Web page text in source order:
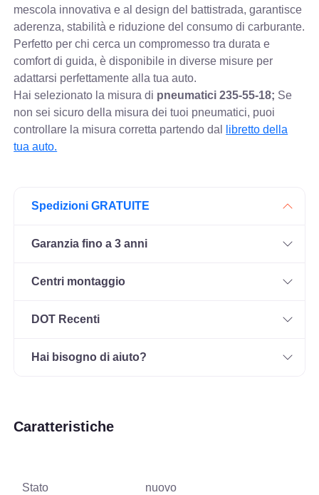
mescola innovativa e al design del battistrada, garantisce
aderenza, stabilità e riduzione del consumo di carburante.
Perfetto per chi cerca un compromesso tra durata e
comfort di guida, è disponibile in diverse misure per
adattarsi perfettamente alla tua auto.
Hai selezionato la misura di pneumatici235-55-18; Se
non sei sicuro della misura dei tuoi pneumatici, puoi
controllare la misura corretta partendo dal
libretto della
tua auto.
Spedizioni GRATUITE
Garanzia fino a 3 anni
Centri montaggio
DOT Recenti
Hai bisogno di aiuto?
Caratteristiche
Stato nuovo